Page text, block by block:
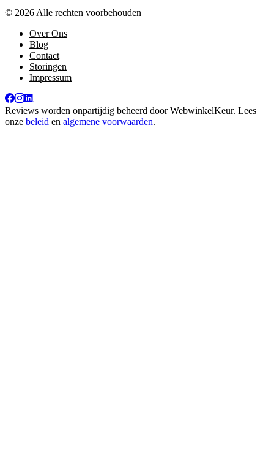
© 2026 Alle rechten voorbehouden
Over Ons
Blog
Contact
Storingen
Impressum
Reviews worden onpartijdig beheerd doorWebwinkelKeur. Lees
onze beleid en algemene voorwaarden.